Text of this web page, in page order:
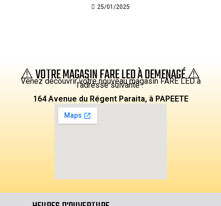
25/01/2025
⚠️ VOTRE MAGASIN FARE LED À DEMENAGÉ ⚠️
Venez découvrir votre nouveau magasin FARE LED à
l’adresse suivante :
164 Avenue du Régent Paraita, à PAPEETE